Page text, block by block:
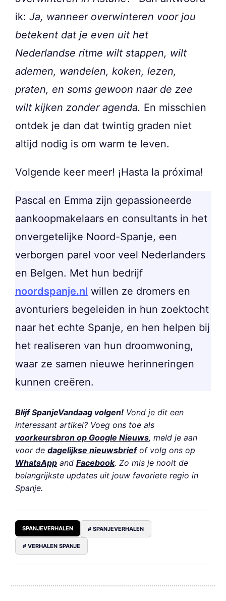
ik: Ja, wanneer overwinteren voor jou
betekent dat je even uit het
Nederlandse ritme wilt stappen, wilt
ademen, wandelen, koken, lezen,
praten, en soms gewoon naar de zee
wilt kijken zonder agenda. En misschien
ontdek je dan dat twintig graden niet
altijd nodig is om warm te leven.
Volgende keer meer! ¡Hasta la próxima!
Pascal en Emma zijn gepassioneerde
aankoopmakelaars en consultants in het
onvergetelijke Noord-Spanje, een
verborgen parel voor veel Nederlanders
en Belgen. Met hun bedrijf
noordspanje.nl willen ze dromers en
avonturiers begeleiden in hun zoektocht
naar het echte Spanje, en hen helpen bij
het realiseren van hun droomwoning,
waar ze samen nieuwe herinneringen
kunnen creëren.
Blijf SpanjeVandaag volgen! Vond je dit een
interessant artikel? Voeg ons toe als
voorkeursbron op Google Nieuws, meld je aan
voor de dagelijkse nieuwsbriefof volg ons op
WhatsApp and Facebook. Zo mis je nooit de
belangrijkste updates uit jouw favoriete regio in
Spanje.
SPANJEVERHALEN # SPANJEVERHALEN
# VERHALEN SPANJE